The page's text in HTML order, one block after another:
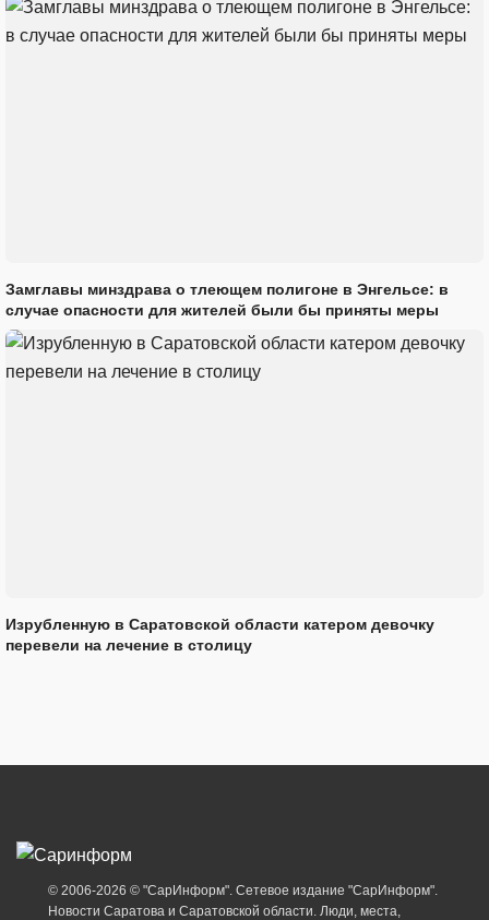
Замглавы минздрава о тлеющем полигоне в Энгельсе: в
случае опасности для жителей были бы приняты меры
Изрубленную в Саратовской области катером девочку
перевели на лечение в столицу
© 2006-2026 © "СарИнформ". Сетевое издание "СарИнформ".
Новости Саратова и Саратовской области. Люди, места,